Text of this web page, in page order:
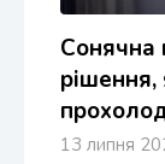
Сонячна
рішення,
13 липня